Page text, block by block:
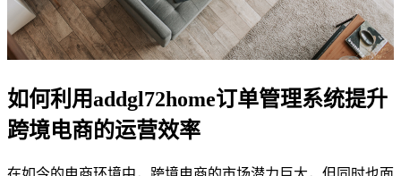
如何利用addgl72home订单管理系统提升
跨境电商的运营效率